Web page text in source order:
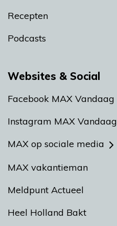
Recepten
Podcasts
Websites & Social
Facebook MAX Vandaag
Instagram MAX Vandaag
MAX op sociale media
MAX vakantieman
Meldpunt Actueel
Heel Holland Bakt